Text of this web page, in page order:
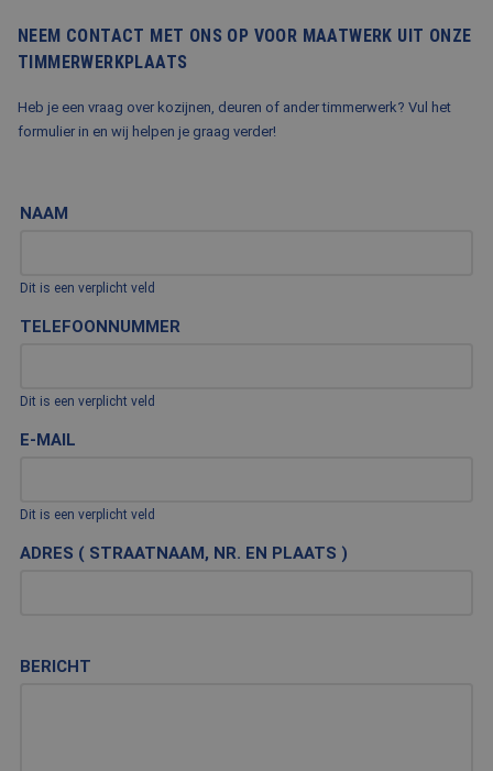
NEEM CONTACT MET ONS OP VOOR MAATWERK UIT ONZE
TIMMERWERKPLAATS
Heb je een vraag over kozijnen, deuren of ander timmerwerk? Vul het
formulier in en wij helpen je graag verder!
NAAM
Dit is een verplicht veld
TELEFOONNUMMER
Dit is een verplicht veld
E-MAIL
Dit is een verplicht veld
ADRES ( STRAATNAAM, NR. EN PLAATS )
BERICHT